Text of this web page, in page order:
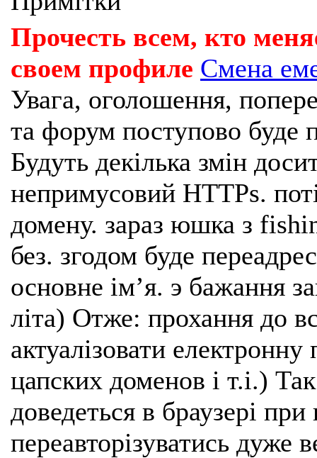
Прочесть всем, кто
своем профиле Смена
Увага, оголошення,
та форум поступово буде
Будуть декілька змін
непримусовий HTTPs.
домену. зараз юшка з
без. згодом буде
основне імʼя. э бажання
літа) Отже: прохання до
актуалізовати
цапских доменов і т.і.)
доведеться в браузері
переавторізуватись